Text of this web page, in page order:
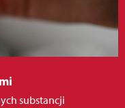
substancji